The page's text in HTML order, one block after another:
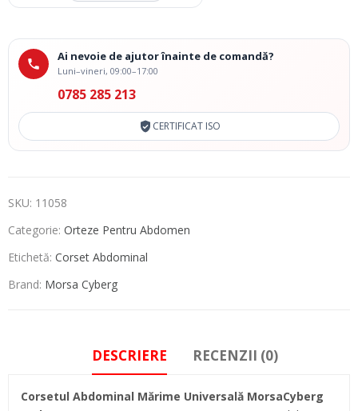
Ai nevoie de ajutor înainte de comandă?
Luni–vineri, 09:00–17:00
0785 285 213
CERTIFICAT ISO
SKU: 11058
Categorie: Orteze Pentru Abdomen
Etichetă: Corset Abdominal
Brand: Morsa Cyberg
DESCRIERE RECENZII (0)
Corsetul Abdominal Mărime Universală MorsaCyberg